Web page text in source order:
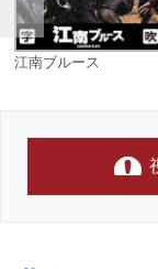
江南ブルース